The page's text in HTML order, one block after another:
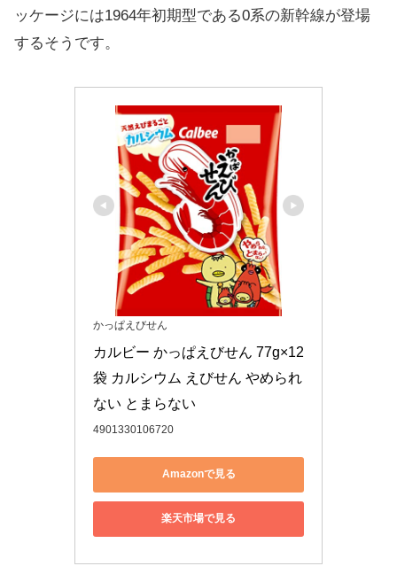
ッケージには1964年初期型である0系の新幹線が登場
するそうです。
かっぱえびせん
カルビー かっぱえびせん 77g×12
袋 カルシウム えびせん やめられ
ない とまらない
4901330106720
Amazonで見る
楽天市場で見る